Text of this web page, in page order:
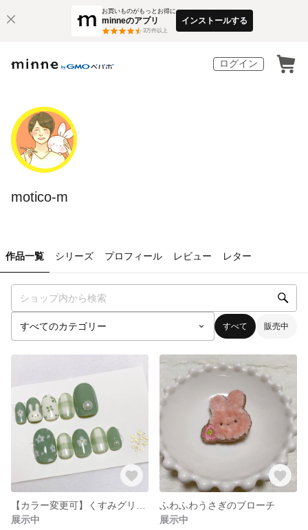
お買いものがもっとお得に
minneのアプリ
3万件以上
インストールする
ログイン
motico-m
作品一覧 シリーズ プロフィール レビュー レター
すべて 販売中
展示中
ふわふわうさぎのブローチ
展示中